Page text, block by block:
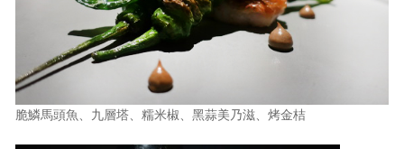
脆鱗馬頭魚、九層塔、糯米椒、黑蒜美乃滋、烤金桔